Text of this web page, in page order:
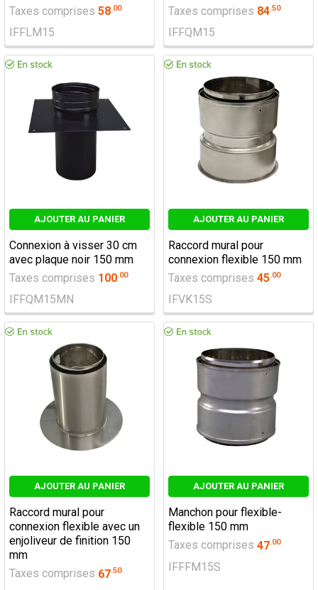
Taxes comprises 58.00
IFFLM15
Taxes comprises 84.50
IFFQM15
AJOUTER AU PANIER
Connexion à visser 30 cm
avec plaque noir 150 mm
Taxes comprises 100.00
IFFQM15MN
AJOUTER AU PANIER
Raccord mural pour
connexion flexible 150 mm
Taxes comprises 45.00
IFVK15S
AJOUTER AU PANIER
Raccord mural pour
connexion flexible avec un
enjoliveur de finition 150
mm
Taxes comprises 67.50
AJOUTER AU PANIER
Manchon pour flexible-
flexible 150 mm
Taxes comprises 47.00
IFFFM15S